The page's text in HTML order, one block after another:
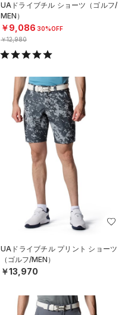
UAドライブチル ショーツ（ゴルフ/
MEN）
￥9,086 30%OFF
￥12,980
UAドライブチル プリント ショーツ
（ゴルフ/MEN）
￥13,970